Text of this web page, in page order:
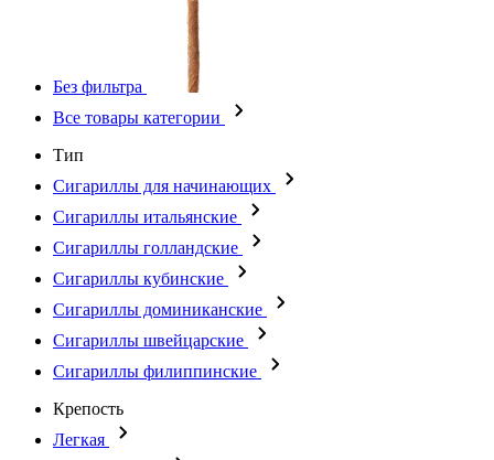
Без фильтра
Все товары категории
Тип
Сигариллы для начинающих
Сигариллы итальянские
Сигариллы голландские
Сигариллы кубинские
Сигариллы доминиканские
Сигариллы швейцарские
Сигариллы филиппинские
Крепость
Легкая